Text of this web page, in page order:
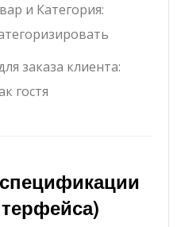
и Категория:
заказа клиента:
гостя